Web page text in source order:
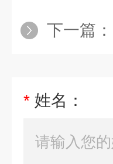
下一篇：
* 姓名：